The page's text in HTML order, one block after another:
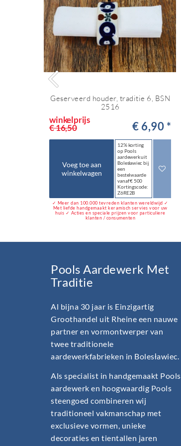
Geserveerd houder, traditie 6, BSN
2516
winkelprijs
€ 16,50 € 6,90 *
Voeg toe aan
winkelwagen
12% korting
op Pools
aardewerk uit
Bolesławiec bij
een
bestelwaarde
vanaf € 500
Kortingscode:
Z6RE2B
✓ Meer dan 100.000 tevreden klanten wereldwijd ✓
Met liefde handgemaakt keramisch servies voor uw
huis ✓ Acties en speciale prijzen voor particuliere
klanten / consumenten
Pools Aardewerk Met
Traditie
Al bijna 30 jaar is Einzigartig
Groothandel uit Rheine een nauwe
partner en vormontwerper van
twee traditionele
aardewerkfabrieken in Bolesławiec.
Als specialist in handgemaakt Pools
aardewerk en hoogwaardig Pools
steengoed combineren wij
traditioneel vakmanschap met
exclusieve vormen, unieke
decoraties en tientallen jaren